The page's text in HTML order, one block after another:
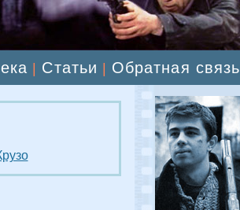
Статьи Обратная связь